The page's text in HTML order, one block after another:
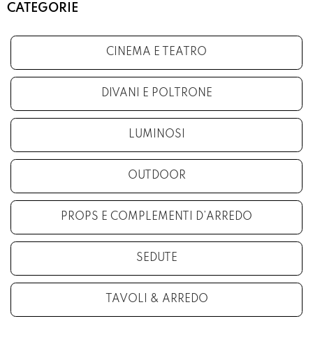
CATEGORIE
CINEMA E TEATRO
DIVANI E POLTRONE
LUMINOSI
OUTDOOR
PROPS E COMPLEMENTI D’ARREDO
SEDUTE
TAVOLI & ARREDO